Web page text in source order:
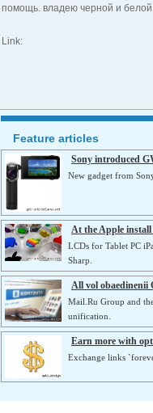
помощь. владею черной и белой
Link:
Feature articles
Sony introduced
New gadget from
At the Apple install
LCDs for Tablet PC
Sharp.
All vol obaedinenii
Mail.Ru Group and
unification.
Earn more with
Exchange links